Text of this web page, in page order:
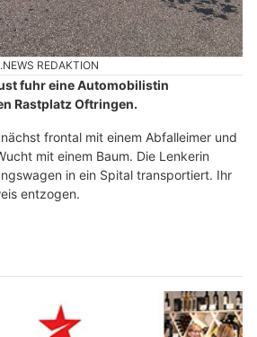
REDAKTION
fuhr eine Automobilistin
Rastplatz Oftringen.
frontal mit einem Abfalleimer und
mit einem Baum. Die Lenkerin
in ein Spital transportiert. Ihr
entzogen.